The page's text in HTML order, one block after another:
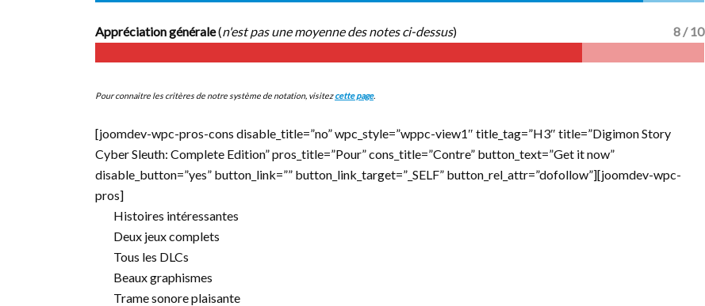
Appréciation générale(n'est pas une moyenne des notes ci-dessus) 8 / 10
Pour connaitre les critères de notre système de notation, visitezcette page.
[joomdev-wpc-pros-cons disable_title=”no” wpc_style=”wppc-view1″ title_tag=”H3″ title=”Digimon Story
Cyber Sleuth: Complete Edition” pros_title=”Pour” cons_title=”Contre” button_text=”Get it now”
disable_button=”yes” button_link=”” button_link_target=”_SELF” button_rel_attr=”dofollow”][joomdev-wpc-
pros]
Histoires intéressantes
Deux jeux complets
Tous les DLCs
Beaux graphismes
Trame sonore plaisante